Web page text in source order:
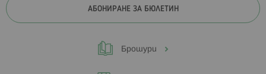
АБОНИРАНЕ ЗА БЮЛЕТИН
Брошури